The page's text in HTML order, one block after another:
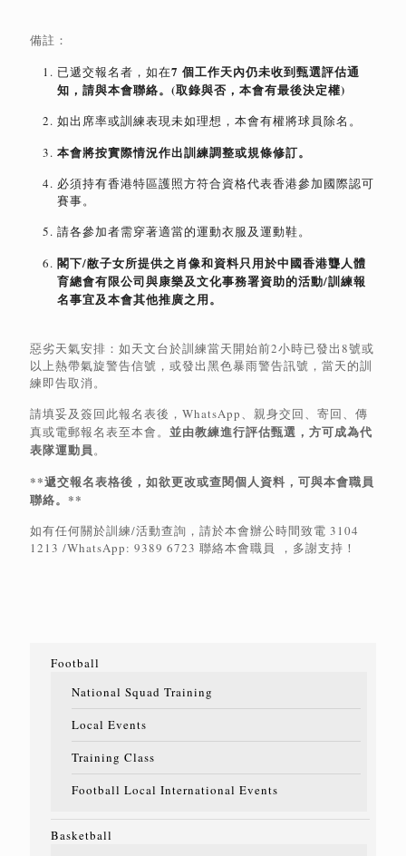
備註：
已遞交報名者，如在7 個工作天內仍未收到甄選評估通
知，請與本會聯絡。(取錄與否，本會有最後決定權)
如出席率或訓練表現未如理想，本會有權將球員除名。
本會將按實際情況作出訓練調整或規條修訂。
必須持有香港特區護照方符合資格代表香港參加國際認可
賽事。
請各參加者需穿著適當的運動衣服及運動鞋。
閣下/敝子女所提供之肖像和資料只用於中國香港聾人體
育總會有限公司與康樂及文化事務署資助的活動/訓練報
名事宜及本會其他推廣之用。
惡劣天氣安排：如天文台於訓練當天開始前2小時已發出8號或
以上熱帶氣旋警告信號，或發出黑色暴雨警告訊號，當天的訓
練即告取消。
請填妥及簽回此報名表後，WhatsApp、親身交回、寄回、傳
真或電郵報名表至本會。 並由教練進行評估甄選，方可成為代
表隊運動員。
**遞交報名表格後，如欲更改或查閱個人資料，可與本會職員
聯絡。**
如有任何關於訓練/活動查詢，請於本會辦公時間致電 3104
1213 /WhatsApp: 9389 6723 聯絡本會職員 ，多謝支持！
Football
National Squad Training
Local Events
Training Class
Football Local International Events
Basketball